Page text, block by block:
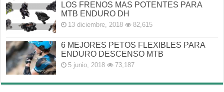
LOS FRENOS MAS POTENTES PARA
MTB ENDURO DH
13 diciembre, 2018 82,615
6 MEJORES PETOS FLEXIBLES PARA
ENDURO DESCENSO MTB
5 junio, 2018 73,187